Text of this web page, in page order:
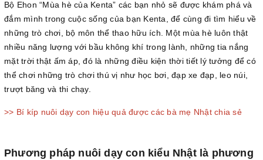
Bộ Ehon “Mùa hè của Kenta” các bạn nhỏ sẽ được khám phá và
đắm mình trong cuộc sống của bạn Kenta, để cùng đi tìm hiểu về
những trò chơi, bộ môn thể thao hữu ích. Một mùa hè luôn thật
nhiều năng lượng với bầu không khí trong lành, những tia nắng
mặt trời thật ấm áp, đó là những điều kiện thời tiết lý tưởng để có
thể chơi những trò chơi thú vị như học bơi, đạp xe đạp, leo núi,
trượt băng và thi chạy.
>> Bí kíp nuôi dạy con hiệu quả được các bà mẹ Nhật chia sẻ
Phương pháp nuôi dạy con kiểu Nhật là phương